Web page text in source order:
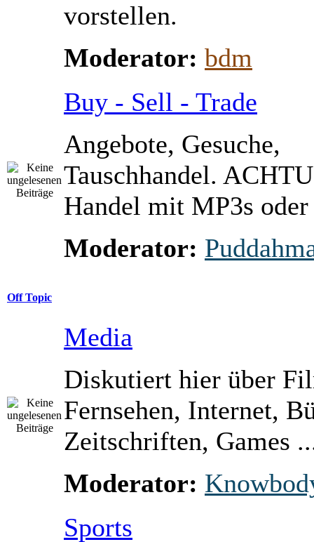
vorstellen.
Moderator: bdm
Buy - Sell - Trade
Angebote, Gesuche,
Tauschhandel.
Handel mit MP3s
Moderator:
Off Topic
Media
Diskutiert hier über
Fernsehen, Internet,
Zeitschriften, Games
Moderator:
Sports